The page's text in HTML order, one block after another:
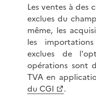
Les ventes à des
exclues du
même, les
les
exclues de
opérations sont
TVA en
du CGI
.